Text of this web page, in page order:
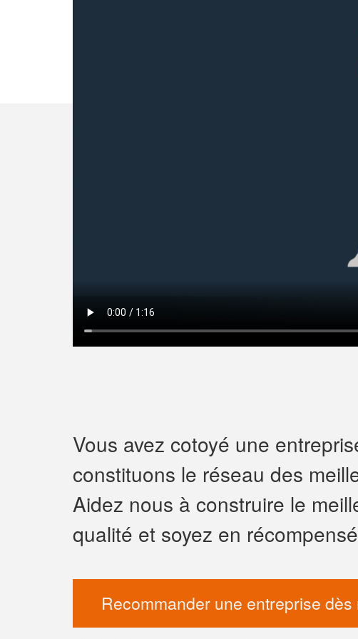
Vous avez cotoyé une
constituons le réseau des
Aidez nous à construire le
qualité et soyez en
Recommander une entreprise dès